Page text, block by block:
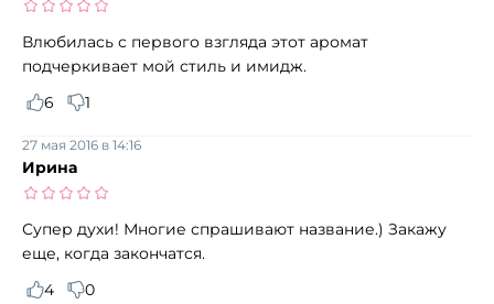
Влюбилась с первого взгляда этот аромат
подчеркивает мой стиль и имидж.
6
1
Ирина
27 мая 2016 в 14:16
Супер духи! Многие спрашивают название.) Закажу
еще, когда закончатся.
4
0